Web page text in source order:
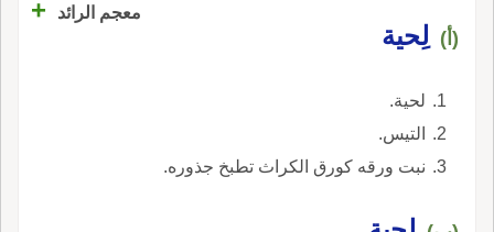
معجم الرائد +
(أ) لِحية
لحية.
التيس.
نبت ورقه كورق الكراث تطبخ جذوره.